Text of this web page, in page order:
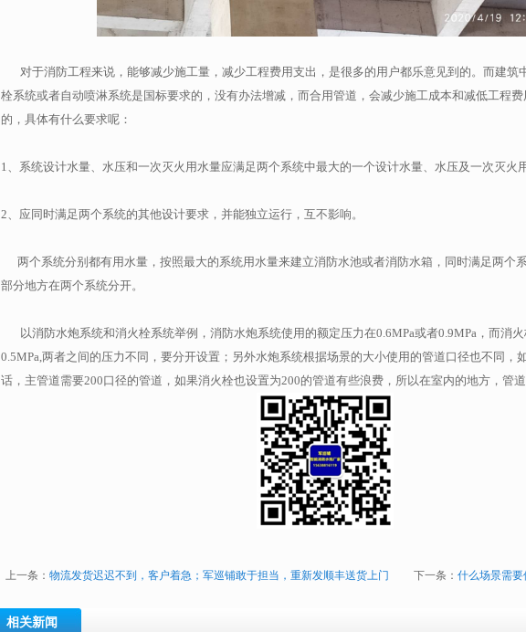
对于消防工程来说，能够减少施工量，减少工程费用支出，是很多的用户都乐意见到的。而建筑
栓系统或者自动喷淋系统是国标要求的，没有办法增减，而合用管道，会减少施工成本和减低工程费
的，具体有什么要求呢：
1、系统设计水量、水压和一次灭火用水量应满足两个系统中最大的一个设计水量、水压及一次灭火
2、应同时满足两个系统的其他设计要求，并能独立运行，互不影响。
两个系统分别都有用水量，按照最大的系统用水量来建立消防水池或者消防水箱，同时满足两个
部分地方在两个系统分开。
以消防水炮系统和消火栓系统举例，消防水炮系统使用的额定压力在0.6MPa或者0.9MPa，而消
0.5MPa,两者之间的压力不同，要分开设置；另外水炮系统根据场景的大小使用的管道口径也不同，
话，主管道需要200口径的管道，如果消火栓也设置为200的管道有些浪费，所以在室内的地方，管道
上一条： 物流发货迟迟不到，客户着急；军巡铺敢于担当，重新发顺丰送货上门 下一条： 什么场景需
相关新闻